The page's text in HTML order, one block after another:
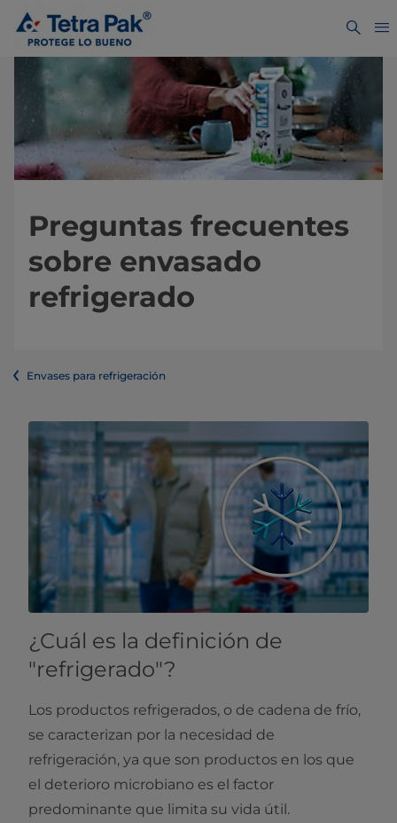
Preguntas frecuentes
sobre envasado
refrigerado
Envases para refrigeración
¿Cuál es la definición de
"refrigerado"?
Los productos refrigerados, o de cadena de frío,
se caracterizan por la necesidad de
refrigeración, ya que son productos en los que
el deterioro microbiano es el factor
predominante que limita su vida útil.